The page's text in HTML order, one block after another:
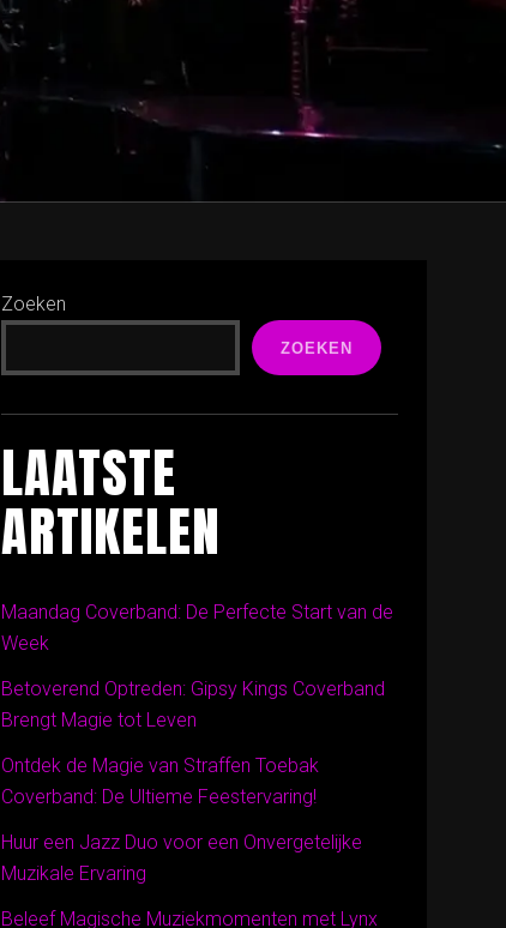
Zoeken
ZOEKEN
LAATSTE
ARTIKELEN
Maandag Coverband: De Perfecte Start van de
Week
Betoverend Optreden: Gipsy Kings Coverband
Brengt Magie tot Leven
Ontdek de Magie van Straffen Toebak
Coverband: De Ultieme Feestervaring!
Huur een Jazz Duo voor een Onvergetelijke
Muzikale Ervaring
Beleef Magische Muziekmomenten met Lynx